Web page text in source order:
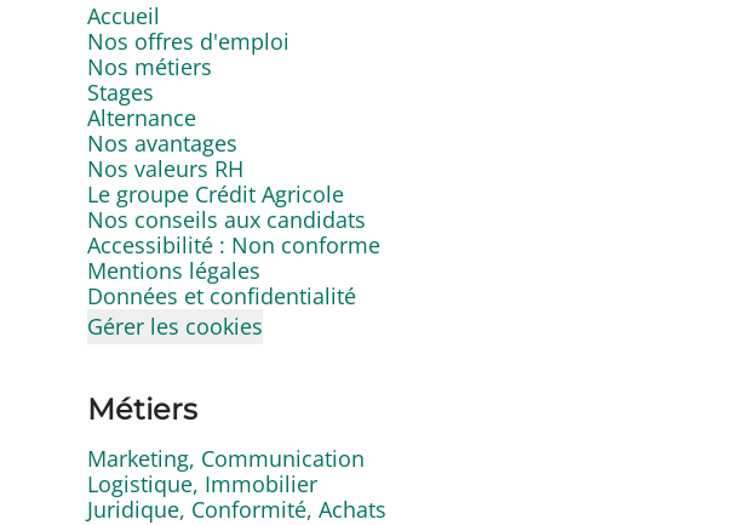
Accueil
Nos offres d'emploi
Nos métiers
Stages
Alternance
Nos avantages
Nos valeurs RH
Le groupe Crédit Agricole
Nos conseils aux candidats
Accessibilité : Non conforme
Mentions légales
Données et confidentialité
Gérer les cookies
Métiers
Marketing, Communication
Logistique, Immobilier
Juridique, Conformité, Achats